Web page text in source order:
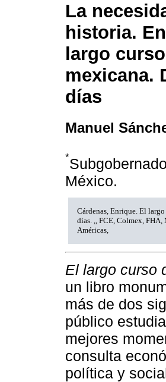
La
historia.
largo
mexicana.
días
Manuel
*
México.
Cárdenas, Enrique. El
días. ,, FCE, Colmex,
Américas,
El largo curso
un libro
más de dos
público
mejores
consulta
política y